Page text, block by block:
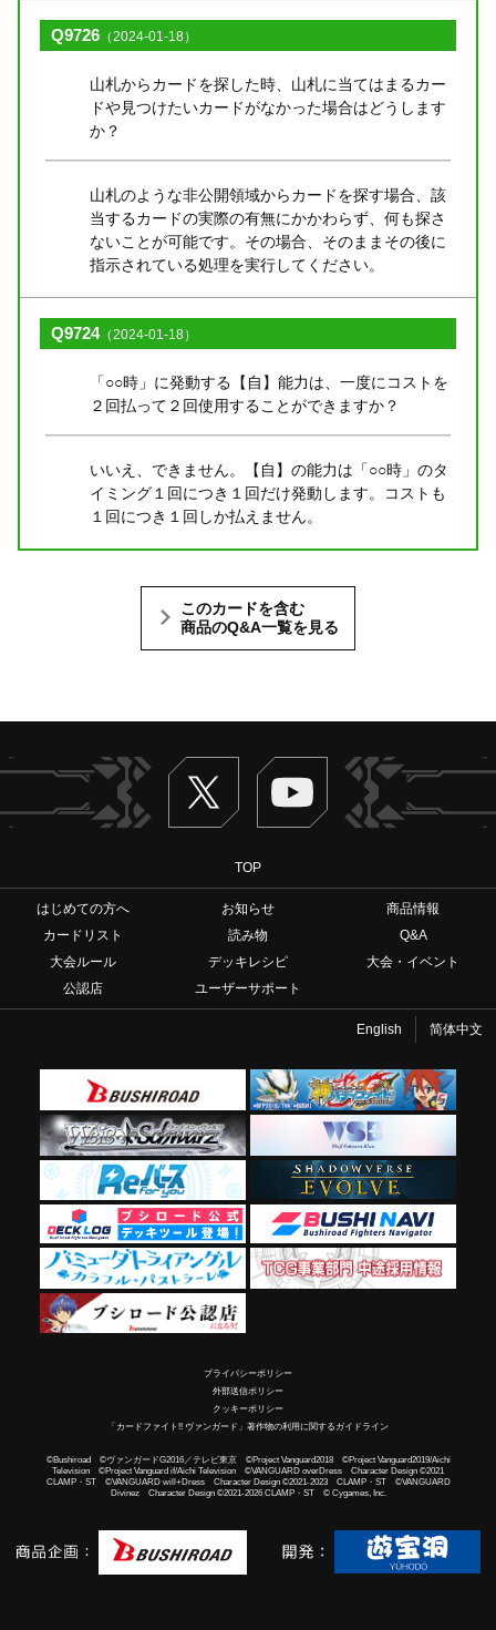
Q9726 （2024-01-18）
山札からカードを探した時、山札に当てはまるカー
ドや見つけたいカードがなかった場合はどうします
か？
山札のような非公開領域からカードを探す場合、該
当するカードの実際の有無にかかわらず、何も探さ
ないことが可能です。その場合、そのままその後に
指示されている処理を実行してください。
Q9724（2024-01-18）
「○○時」に発動する【自】能力は、一度にコストを
２回払って２回使用することができますか？
いいえ、できません。【自】の能力は「○○時」のタ
イミング１回につき１回だけ発動します。コストも
１回につき１回しか払えません。
このカードを含む
商品のQ&A一覧を見る
Twitter ヴァンガードch
TOP
はじめての方へ お知らせ
商品情報
カードリスト
読み物
Q&A
大会ルール
デッキレシピ
大会・イベント
公認店
ユーザーサポート
English 简体中文
プライバシーポリシー
外部送信ポリシー
クッキーポリシー
「カードファイト!! ヴァンガード」著作物の利用に関するガイドライン
©Bushiroad ©ヴァンガードG2016／テレビ東京 ©Project Vanguard2018 ©Project Vanguard2019/Aichi
Television ©Project Vanguard if/Aichi Television ©VANGUARD overDress Character Design ©2021
CLAMP・ST ©VANGUARD will+Dress Character Design ©2021-2023 CLAMP・ST ©VANGUARD
Divinez Character Design ©2021-2026 CLAMP・ST © Cygames, Inc.